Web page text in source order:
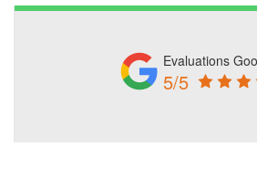
Evaluations
5/5